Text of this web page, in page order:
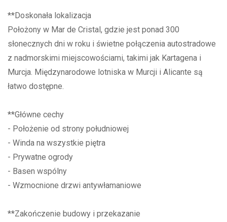
**Doskonała lokalizacja
Położony w Mar de Cristal, gdzie jest ponad 300
słonecznych dni w roku i świetne połączenia autostradowe
z nadmorskimi miejscowościami, takimi jak Kartagena i
Murcja. Międzynarodowe lotniska w Murcji i Alicante są
łatwo dostępne.
**Główne cechy
- Położenie od strony południowej
- Winda na wszystkie piętra
- Prywatne ogrody
- Basen wspólny
- Wzmocnione drzwi antywłamaniowe
**Zakończenie budowy i przekazanie